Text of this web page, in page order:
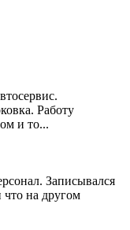
Работу
и то...
Записывался
что на другом